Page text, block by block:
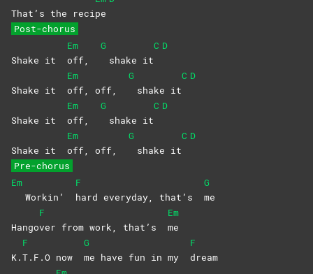
That’s the recipe
Post-chorus
Shake it
Em
off,
G
shake it
C D
Shake it
Em
off, off,
G
shake it
C D
Shake it
Em
off,
G
shake it
C D
Shake it
Em
off, off,
G
shake it
C D
Pre-chorus
Em
Workin’
F
hard everyday, that’s
G
me
Hango
F
ver from work, that’s
Em
me
K.
F
T.F.O now
G
me have fun in my
F
dream